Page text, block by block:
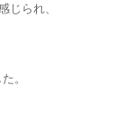
じられ、
。